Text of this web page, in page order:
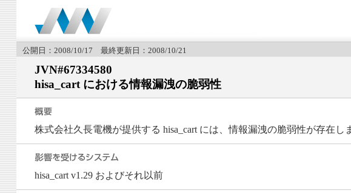
公開日：2008/10/17 最終更新日：2008/10/21
JVN#67334580
hisa_cart における情報漏洩の脆弱性
株式会社久長電機が提供する hisa_cart には、情報漏洩の脆弱性が存在し
hisa_cart v1.29 およびそれ以前